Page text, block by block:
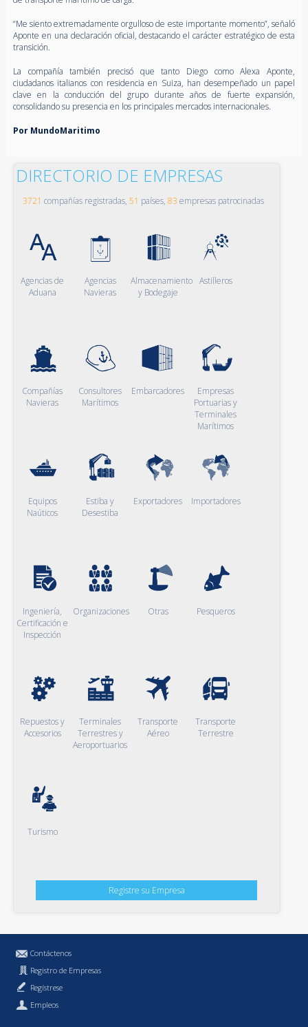
“Me siento extremadamente orgulloso de este importante momento”, señaló
Aponte en una declaración oficial, destacando el carácter estratégico de esta
transición.
La compañía también precisó que tanto Diego como Alexa Aponte,
ciudadanos italianos con residencia en Suiza, han desempeñado un papel
clave en la conducción del grupo durante años de fuerte expansión,
consolidando su presencia en los principales mercados internacionales.
Por MundoMaritimo
DIRECTORIO DE EMPRESAS
3721 compañías registradas, 51 países, 83 empresas patrocinadas
Agencias de
Aduana
Agencias
Navieras
Almacenamiento
y Bodegaje
Astilleros
Compañías
Navieras
Consultores
Marítimos
Embarcadores
Empresas
Portuarias y
Terminales
Marítimos
Equipos
Naúticos
Estiba y
Desestiba
Exportadores Importadores
Ingeniería,
Certificación e
Inspección
Organizaciones Otras Pesqueros
Repuestos y
Accesorios
Terminales
Terrestres y
Aeroportuarios
Transporte
Aéreo
Transporte
Terrestre
Turismo
Registre su Empresa
Contáctenos
Registro de Empresas
Regístrese
Empleos